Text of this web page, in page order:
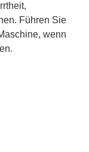
Führen Sie
wenn